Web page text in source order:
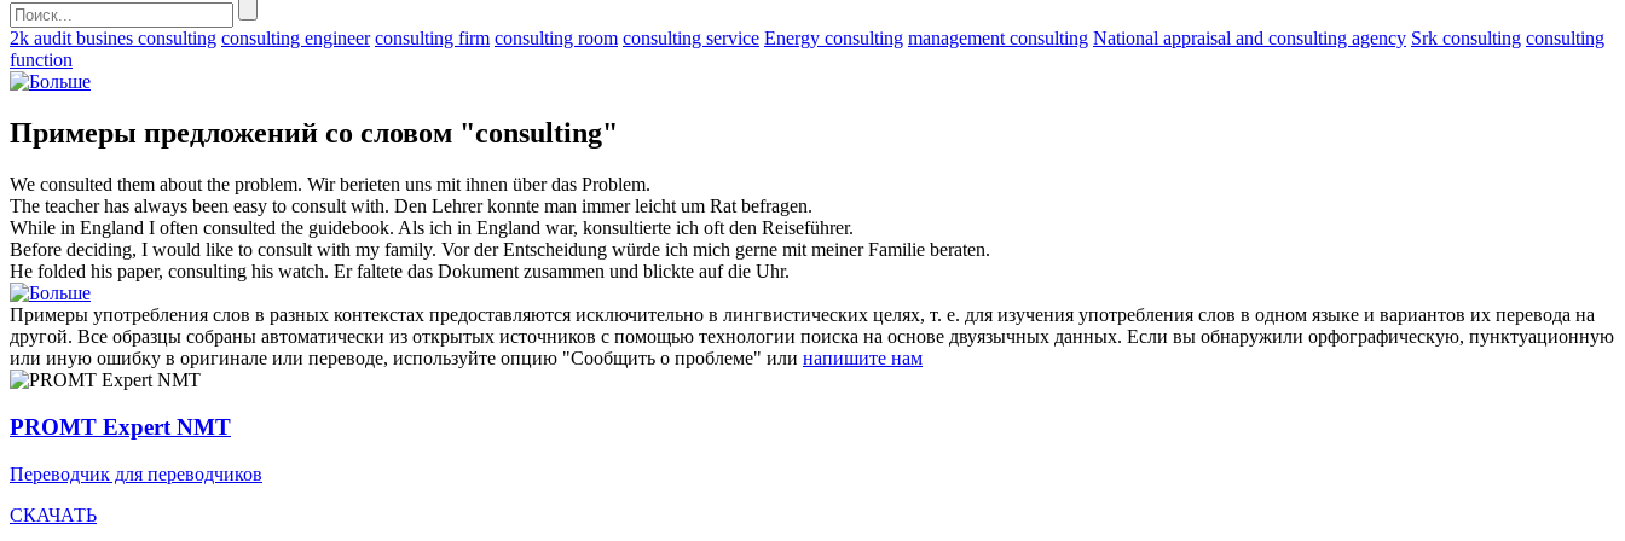
2k audit busines consulting consulting engineer consulting firm consulting room consulting service Energy consulting management consulting National appraisal and consulting agency Srk consulting consulting
function
Примеры предложений со словом "consulting"
We consulted them about the problem. Wirberieten uns mit ihnen über das Problem.
The teacher has always been easy to consult with. Den Lehrer konnte man immer leicht um Rat befragen.
While in England I often consulted the guidebook. Als ich in England war, konsultierte ich oft den Reiseführer.
Before deciding, I would like to consult with my family. Vor der Entscheidung würde ich mich gerne mit meiner Familie beraten.
He folded his paper, consulting his watch. Er faltete das Dokument zusammen und blickte auf die Uhr.
Примеры употребления слов в разных контекстах предоставляются исключительно в лингвистических целях, т. е. для изучения употребления слов в одном языке и вариантов их перевода на
другой. Все образцы собраны автоматически из открытых источников с помощью технологии поиска на основе двуязычных данных. Если вы обнаружили орфографическую, пунктуационную
или иную ошибку в оригинале или переводе, используйте опцию "Сообщить о проблеме" или напишите нам
PROMT Expert NMT
Переводчик для переводчиков
СКАЧАТЬ